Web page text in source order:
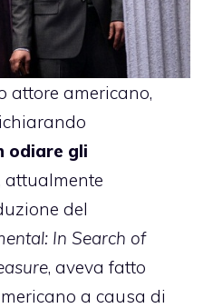
attore americano,
odiare gli
attualmente
del
In Search of
, aveva fatto
a causa di